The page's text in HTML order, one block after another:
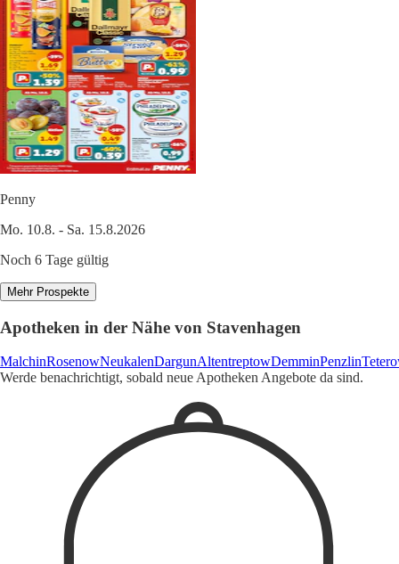
Penny
Mo. 10.8. - Sa. 15.8.2026
Noch 6 Tage gültig
Mehr Prospekte
Apotheken in der Nähe von Stavenhagen
MalchinRosenowNeukalenDargunAltentreptowDemminPenzlin
Werde benachrichtigt, sobald neue Apotheken Angebote da sind.